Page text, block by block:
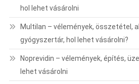
hol lehet vásárolni
Multilan – vélemények, összetétel,
gyógyszertár, hol lehet vásárolni?
Noprevidin – vélemények, építés,
lehet vásárolni